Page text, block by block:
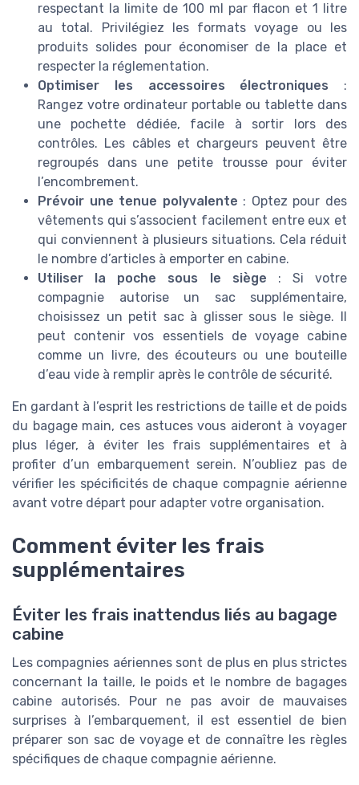
respectant la limite de 100 ml par flacon et 1 litre
au total. Privilégiez les formats voyage ou les
produits solides pour économiser de la place et
respecter la réglementation.
Optimiser les accessoires électroniques :
Rangez votre ordinateur portable ou tablette dans
une pochette dédiée, facile à sortir lors des
contrôles. Les câbles et chargeurs peuvent être
regroupés dans une petite trousse pour éviter
l’encombrement.
Prévoir une tenue polyvalente : Optez pour des
vêtements qui s’associent facilement entre eux et
qui conviennent à plusieurs situations. Cela réduit
le nombre d’articles à emporter en cabine.
Utiliser la poche sous le siège : Si votre
compagnie autorise un sac supplémentaire,
choisissez un petit sac à glisser sous le siège. Il
peut contenir vos essentiels de voyage cabine
comme un livre, des écouteurs ou une bouteille
d’eau vide à remplir après le contrôle de sécurité.
En gardant à l’esprit les restrictions de taille et de poids
du bagage main, ces astuces vous aideront à voyager
plus léger, à éviter les frais supplémentaires et à
profiter d’un embarquement serein. N’oubliez pas de
vérifier les spécificités de chaque compagnie aérienne
avant votre départ pour adapter votre organisation.
Comment éviter les frais
supplémentaires
Éviter les frais inattendus liés au bagage
cabine
Les compagnies aériennes sont de plus en plus strictes
concernant la taille, le poids et le nombre de bagages
cabine autorisés. Pour ne pas avoir de mauvaises
surprises à l’embarquement, il est essentiel de bien
préparer son sac de voyage et de connaître les règles
spécifiques de chaque compagnie aérienne.